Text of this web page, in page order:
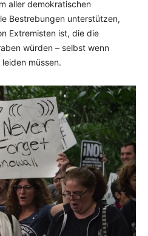
aller demokratischen
Bestrebungen unterstützen,
Extremisten ist, die die
würden – selbst wenn
müssen.